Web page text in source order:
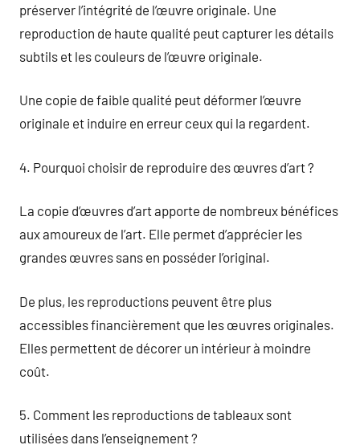
préserver l’intégrité de l’œuvre originale. Une
reproduction de haute qualité peut capturer les détails
subtils et les couleurs de l’œuvre originale.
Une copie de faible qualité peut déformer l’œuvre
originale et induire en erreur ceux qui la regardent.
4. Pourquoi choisir de reproduire des œuvres d’art ?
La copie d’œuvres d’art apporte de nombreux bénéfices
aux amoureux de l’art. Elle permet d’apprécier les
grandes œuvres sans en posséder l’original.
De plus, les reproductions peuvent être plus
accessibles financièrement que les œuvres originales.
Elles permettent de décorer un intérieur à moindre
coût.
5. Comment les reproductions de tableaux sont
utilisées dans l’enseignement ?